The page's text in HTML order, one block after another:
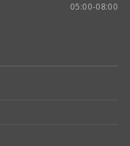
05:00-08:00